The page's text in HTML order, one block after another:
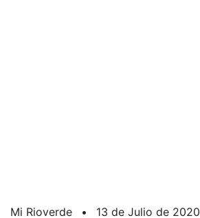
Mi Rioverde • 13 de Julio de 2020